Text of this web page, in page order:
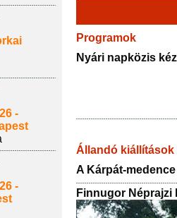
-
-
Programok
Nyári napközis
Állandó kiállítások
A Kárpát-
Finnugor Néprajzi